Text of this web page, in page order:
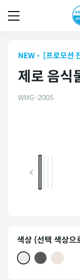
NEW [프로모션
제로 음식
WMG-2005
색상 (선택 색상으